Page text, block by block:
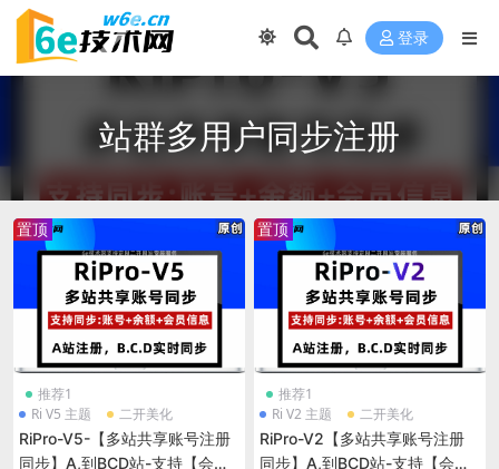
登录
站群多用户同步注册
Ri V5 主题 二开美化
推荐1
RiPro-V5-【多站共享账号注册
同步】A,到BCD站-支持【会员
置顶
Ri V2 主题 二开美化
推荐1
RiPro-V2【多站共享账号注册
同步】A,到BCD站-支持【会员
置顶